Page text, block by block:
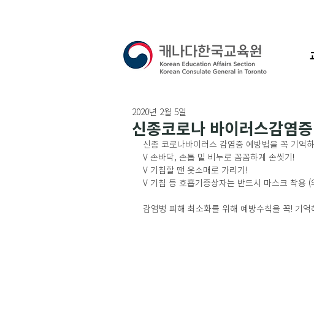
신종코로나 바이러스감염
2020년 2월 5일
신종 코로나바이러스 감염증 예방법을 꼭 기억
V 손바닥, 손톱 밑 비누로 꼼꼼하게 손씻기!
V 기침할 땐 옷소매로 가리기!
V 기침 등 호흡기증상자는 반드시 마스크 착용
감염병 피해 최소화를 위해 예방수칙을 꼭! 기억